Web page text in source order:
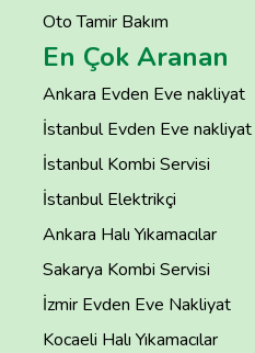
Oto Tamir Bakım
En Çok Aranan
Ankara Evden Eve nakliyat
İstanbul Evden Eve nakliyat
İstanbul Kombi Servisi
İstanbul Elektrikçi
Ankara Halı Yıkamacılar
Sakarya Kombi Servisi
İzmir Evden Eve Nakliyat
Kocaeli Halı Yıkamacılar